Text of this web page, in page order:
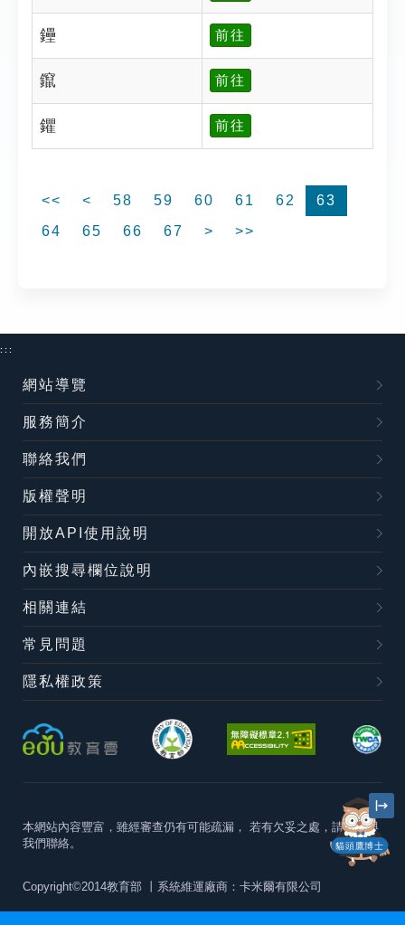
鑸 前往
鑹 前往
鑺 前往
<< < 58 59 60 61 62
63
64
65 66 67 > >>
貓頭鷹博士
:::
網站導覽
服務簡介
聯絡我們
版權聲明
開放API使用說明
內嵌搜尋欄位說明
相關連結
常見問題
隱私權政策
本網站內容豐富，雖經審查仍有可能疏漏， 若有欠妥之處，請隨時與
我們聯絡。
Copyright©2014教育部 丨系統維運廠商：卡米爾有限公司